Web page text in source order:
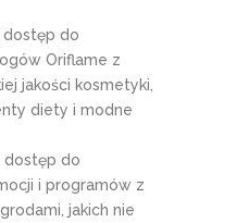
dostęp do
Oriflame z
jakości kosmetyki,
diety i modne
dostęp do
i programów z
jakich nie